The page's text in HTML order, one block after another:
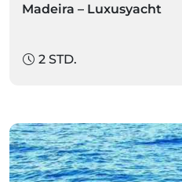
Madeira – Luxusyacht
2 STD.